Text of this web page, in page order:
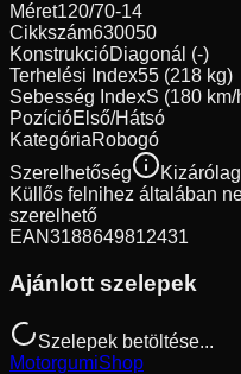
Méret120/70-14
Cikkszám630050
KonstrukcióDiagonál (-)
Terhelési Index55 (218 kg)
Sebesség IndexS (180 km/
PozícióElső/Hátsó
KategóriaRobogó
Szerelhetőség
Küllős felnihez általában
szerelhető
EAN3188649812431
Ajánlott szelepek
Szelepek betöltése...
MotorgumiShop